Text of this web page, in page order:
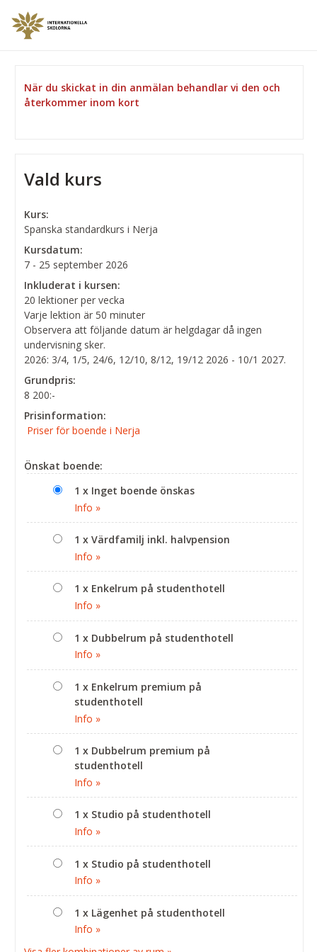
När du skickat in din anmälan behandlar vi den och
återkommer inom kort
Vald kurs
Kurs:
Spanska standardkurs i Nerja
Kursdatum:
7 - 25 september 2026
Inkluderat i kursen:
20 lektioner per vecka
Varje lektion är 50 minuter
Observera att följande datum är helgdagar då ingen
undervisning sker.
2026: 3/4, 1/5, 24/6, 12/10, 8/12, 19/12 2026 - 10/1 2027.
Grundpris:
8 200:-
Prisinformation:
Priser för boende i Nerja
Önskat boende:
1 x Inget boende önskas
Info »
1 x Värdfamilj inkl. halvpension
Info »
1 x Enkelrum på studenthotell
Info »
1 x Dubbelrum på studenthotell
Info »
1 x Enkelrum premium på
studenthotell
Info »
1 x Dubbelrum premium på
studenthotell
Info »
1 x Studio på studenthotell
Info »
1 x Studio på studenthotell
Info »
1 x Lägenhet på studenthotell
Info »